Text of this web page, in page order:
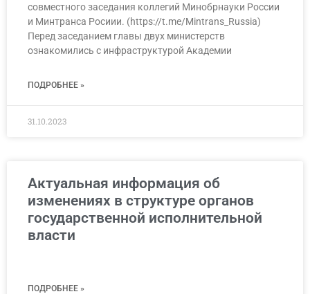
совместного заседания коллегий Минобрнауки России
и Минтранса Росиии. (https://t.me/Mintrans_Russia)
Перед заседанием главы двух министерств
ознакомились с инфраструктурой Академии
ПОДРОБНЕЕ »
31.10.2023
Актуальная информация об
изменениях в структуре органов
государственной исполнительной
власти
ПОДРОБНЕЕ »